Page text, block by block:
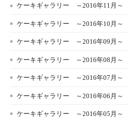
ケーキギャラリー ～2016年11月～
ケーキギャラリー ～2016年10月～
ケーキギャラリー ～2016年09月～
ケーキギャラリー ～2016年08月～
ケーキギャラリー ～2016年07月～
ケーキギャラリー ～2016年06月～
ケーキギャラリー ～2016年05月～